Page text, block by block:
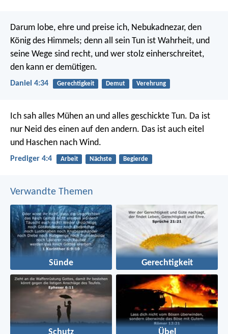
Darum lobe, ehre und preise ich, Nebukadnezar, den
König des Himmels; denn all sein Tun ist Wahrheit, und
seine Wege sind recht, und wer stolz einherschreitet,
den kann er demütigen.
Daniel 4:34 Gerechtigkeit Demut Verehrung
Ich sah alles Mühen an und alles geschickte Tun. Da ist
nur Neid des einen auf den andern. Das ist auch eitel
und Haschen nach Wind.
Prediger 4:4 Arbeit Nächste Begierde
Verwandte Themen
Sünde Gerechtigkeit
Schutz Übel